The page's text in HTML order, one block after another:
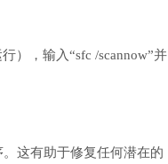
），输入“sfc /scannow”并
这有助于修复任何潜在的